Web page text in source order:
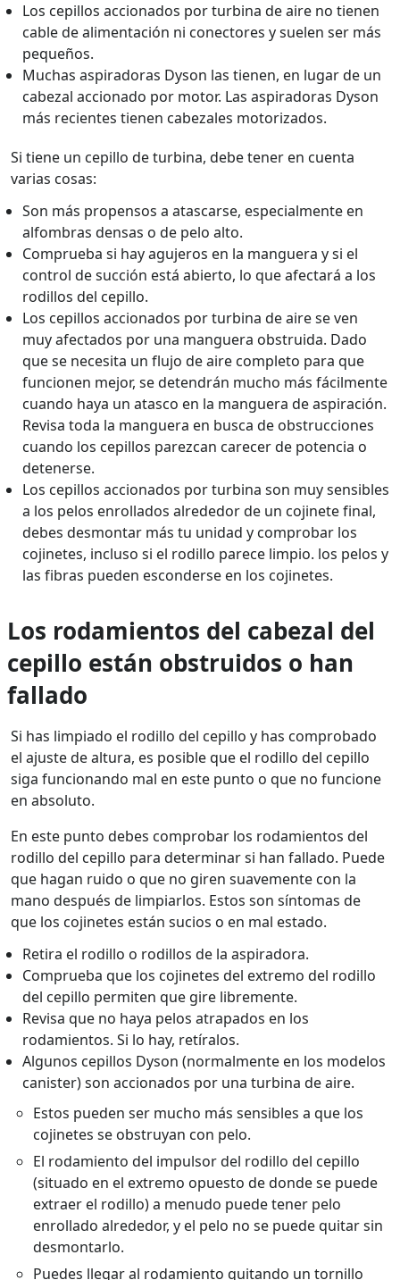
Los cepillos accionados por turbina de aire no tienen
cable de alimentación ni conectores y suelen ser más
pequeños.
Muchas aspiradoras Dyson las tienen, en lugar de un
cabezal accionado por motor. Las aspiradoras Dyson
más recientes tienen cabezales motorizados.
Si tiene un cepillo de turbina, debe tener en cuenta
varias cosas:
Son más propensos a atascarse, especialmente en
alfombras densas o de pelo alto.
Comprueba si hay agujeros en la manguera y si el
control de succión está abierto, lo que afectará a los
rodillos del cepillo.
Los cepillos accionados por turbina de aire se ven
muy afectados por una manguera obstruida. Dado
que se necesita un flujo de aire completo para que
funcionen mejor, se detendrán mucho más fácilmente
cuando haya un atasco en la manguera de aspiración.
Revisa toda la manguera en busca de obstrucciones
cuando los cepillos parezcan carecer de potencia o
detenerse.
Los cepillos accionados por turbina son muy sensibles
a los pelos enrollados alrededor de un cojinete final,
debes desmontar más tu unidad y comprobar los
cojinetes, incluso si el rodillo parece limpio. los pelos y
las fibras pueden esconderse en los cojinetes.
Los rodamientos del cabezal del
cepillo están obstruidos o han
fallado
Si has limpiado el rodillo del cepillo y has comprobado
el ajuste de altura, es posible que el rodillo del cepillo
siga funcionando mal en este punto o que no funcione
en absoluto.
En este punto debes comprobar los rodamientos del
rodillo del cepillo para determinar si han fallado. Puede
que hagan ruido o que no giren suavemente con la
mano después de limpiarlos. Estos son síntomas de
que los cojinetes están sucios o en mal estado.
Retira el rodillo o rodillos de la aspiradora.
Comprueba que los cojinetes del extremo del rodillo
del cepillo permiten que gire libremente.
Revisa que no haya pelos atrapados en los
rodamientos. Si lo hay, retíralos.
Algunos cepillos Dyson (normalmente en los modelos
canister) son accionados por una turbina de aire.
Estos pueden ser mucho más sensibles a que los
cojinetes se obstruyan con pelo.
El rodamiento del impulsor del rodillo del cepillo
(situado en el extremo opuesto de donde se puede
extraer el rodillo) a menudo puede tener pelo
enrollado alrededor, y el pelo no se puede quitar sin
desmontarlo.
Puedes llegar al rodamiento quitando un tornillo